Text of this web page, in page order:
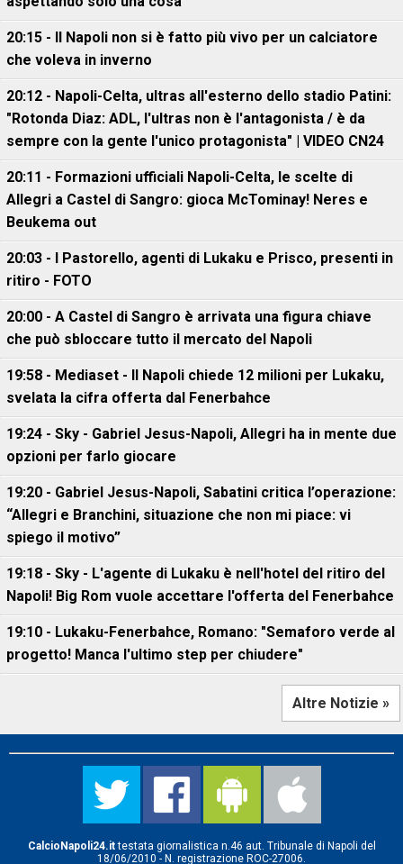
20:15 - Il Napoli non si è fatto più vivo per un calciatore
che voleva in inverno
20:12 - Napoli-Celta, ultras all'esterno dello stadio Patini:
"Rotonda Diaz: ADL, l'ultras non è l'antagonista / è da
sempre con la gente l'unico protagonista" | VIDEO CN24
20:11 - Formazioni ufficiali Napoli-Celta, le scelte di
Allegri a Castel di Sangro: gioca McTominay! Neres e
Beukema out
20:03 - I Pastorello, agenti di Lukaku e Prisco, presenti in
ritiro - FOTO
20:00 - A Castel di Sangro è arrivata una figura chiave
che può sbloccare tutto il mercato del Napoli
19:58 - Mediaset - Il Napoli chiede 12 milioni per Lukaku,
svelata la cifra offerta dal Fenerbahce
19:24 - Sky - Gabriel Jesus-Napoli, Allegri ha in mente due
opzioni per farlo giocare
19:20 - Gabriel Jesus-Napoli, Sabatini critica l’operazione:
“Allegri e Branchini, situazione che non mi piace: vi
spiego il motivo”
19:18 - Sky - L'agente di Lukaku è nell'hotel del ritiro del
Napoli! Big Rom vuole accettare l'offerta del Fenerbahce
19:10 - Lukaku-Fenerbahce, Romano: "Semaforo verde al
progetto! Manca l'ultimo step per chiudere"
Altre Notizie »
CalcioNapoli24.ittestata giornalistica n.46 aut. Tribunale di Napoli del
18/06/2010 - N. registrazione ROC-27006.